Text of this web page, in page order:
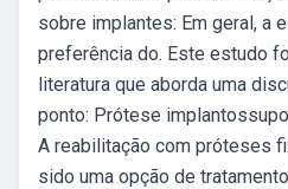
sobre implantes: Em geral, a
preferência do. Este estudo
literatura que aborda uma
ponto: Prótese
A reabilitação com próteses
sido uma opção de